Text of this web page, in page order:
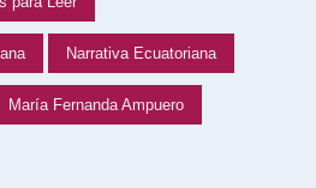
Narrativa Ecuatoriana
María Fernanda Ampuero